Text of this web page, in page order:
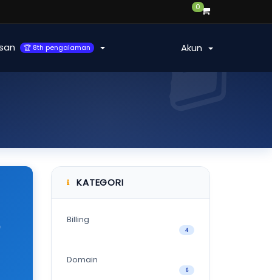
0
🏆 8th pengalaman Akun
KATEGORI
Billing
4
Domain
6